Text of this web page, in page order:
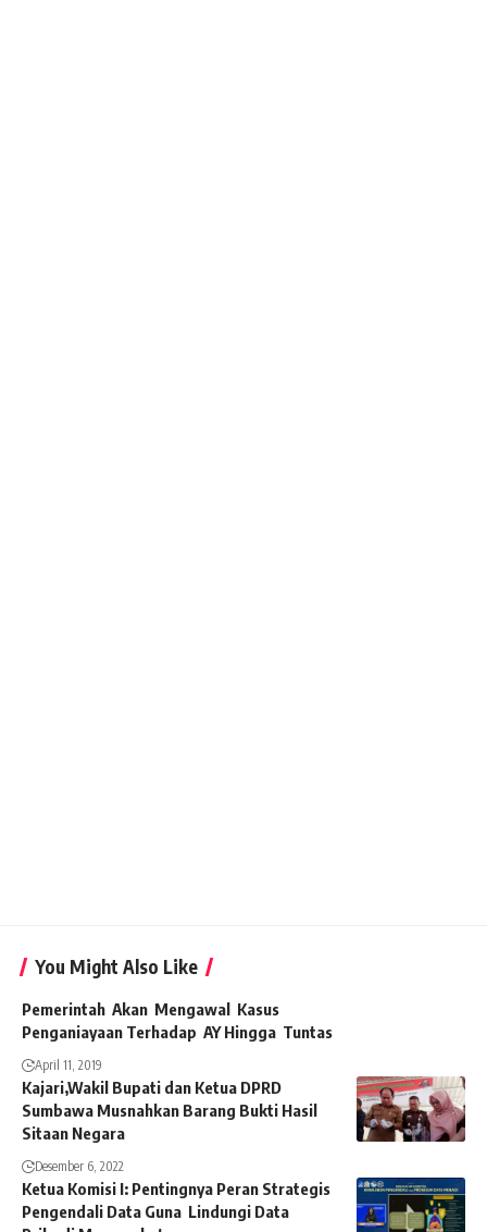
You Might Also Like
Pemerintah Akan Mengawal Kasus
Penganiayaan Terhadap AY Hingga Tuntas
April 11, 2019
Kajari,Wakil Bupati dan Ketua DPRD
Sumbawa Musnahkan Barang Bukti Hasil
Sitaan Negara
Desember 6, 2022
Ketua Komisi I: Pentingnya Peran Strategis
Pengendali Data Guna Lindungi Data